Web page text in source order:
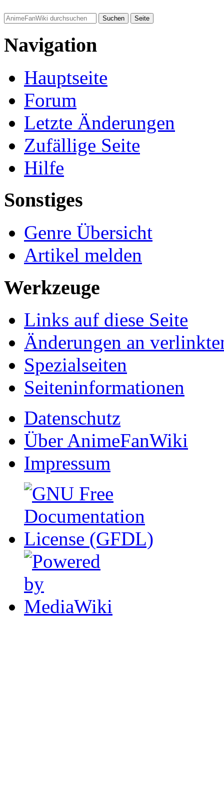
Navigation
Hauptseite
Forum
Letzte Änderungen
Zufällige Seite
Hilfe
Sonstiges
Genre Übersicht
Artikel melden
Werkzeuge
Links auf diese Seite
Änderungen an
Spezialseiten
Seiten­informationen
Datenschutz
Über AnimeFanWiki
Impressum